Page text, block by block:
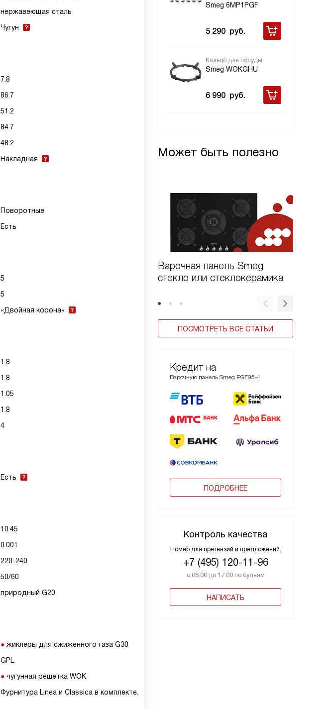
Smeg 6MP1PGF
5 290 руб.
Кольцо для посуды
Smeg WOKGHU
6 990 руб.
Может быть полезно
Варочная панель Smeg
стекло или стеклокерамика
ПОСМОТРЕТЬ ВСЕ СТАТЬИ
Кредит на
Варочную панель Smeg PGF95-4
ПОДРОБНЕЕ
Контроль качества
Номер для претензий и предложений:
+7 (495) 120-11-96
с 08:00 до 17:00 по будням
НАПИСАТЬ
нержавеющая сталь
Чугун
7.8
86.7
51.2
84.7
48.2
Накладная
Поворотные
Есть
5
5
«Двойная корона»
1.8
1.8
1.05
1.8
4
Есть
10.45
0.001
220-240
50/60
природный G20
жиклеры для сжиженного газа G30
GPL
чугунная решетка WOK
Фурнитура Linea и Classica в комплекте.